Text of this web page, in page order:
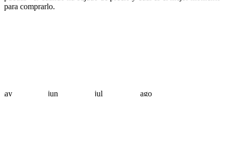
para comprarlo.
jun jul ago